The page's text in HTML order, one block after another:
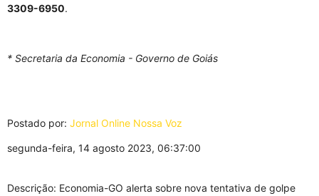
3309-6950.
* Secretaria da Economia - Governo de Goiás
Postado por: Jornal Online Nossa Voz
segunda-feira, 14 agosto 2023, 06:37:00
Descrição: Economia-GO alerta sobre nova tentativa de golpe